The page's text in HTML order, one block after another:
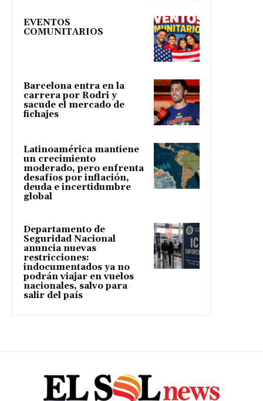
EVENTOS
COMUNITARIOS
Barcelona entra en la
carrera por Rodri y
sacude el mercado de
fichajes
Latinoamérica mantiene
un crecimiento
moderado, pero enfrenta
desafíos por inflación,
deuda e incertidumbre
global
Departamento de
Seguridad Nacional
anuncia nuevas
restricciones:
indocumentados ya no
podrán viajar en vuelos
nacionales, salvo para
salir del país